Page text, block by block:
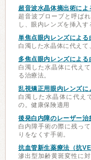
超音波水晶体摘出術によ
超音波プローブと呼ば
し、眼内レンズを挿入す
単焦点眼内レンズによる
白濁した水晶体に代えて
多焦点眼内レンズによる
白濁した水晶体に代え
る治療法。
乱視矯正用眼内レンズに
白濁した水晶体に代え
の。健康保険適用
後発白内障のレーザー治
白内障手術の際に残っ
りをなくす手術。
抗血管新生薬療法（抗
滲出型加齢黄斑変性に